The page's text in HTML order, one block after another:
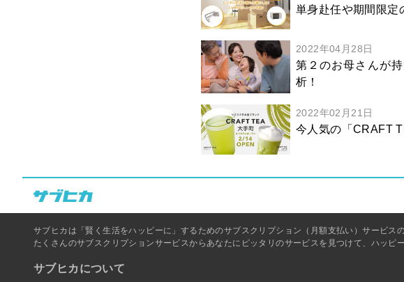
単身赴任や期間限定
2022年04月28日
第２のお母さんが
析！
2022年02月21日
今人気の「CRAFT
サブヒカは「賢く生活をハッピーに」するためのサブスクリプション（月額支払い）サービス
たくさんのサブスクリプションサービスからあなたにピッタリのサービスを見つけて、ハッピ
サブヒカについて